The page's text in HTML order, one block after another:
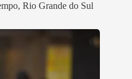
, Rio Grande do Sul